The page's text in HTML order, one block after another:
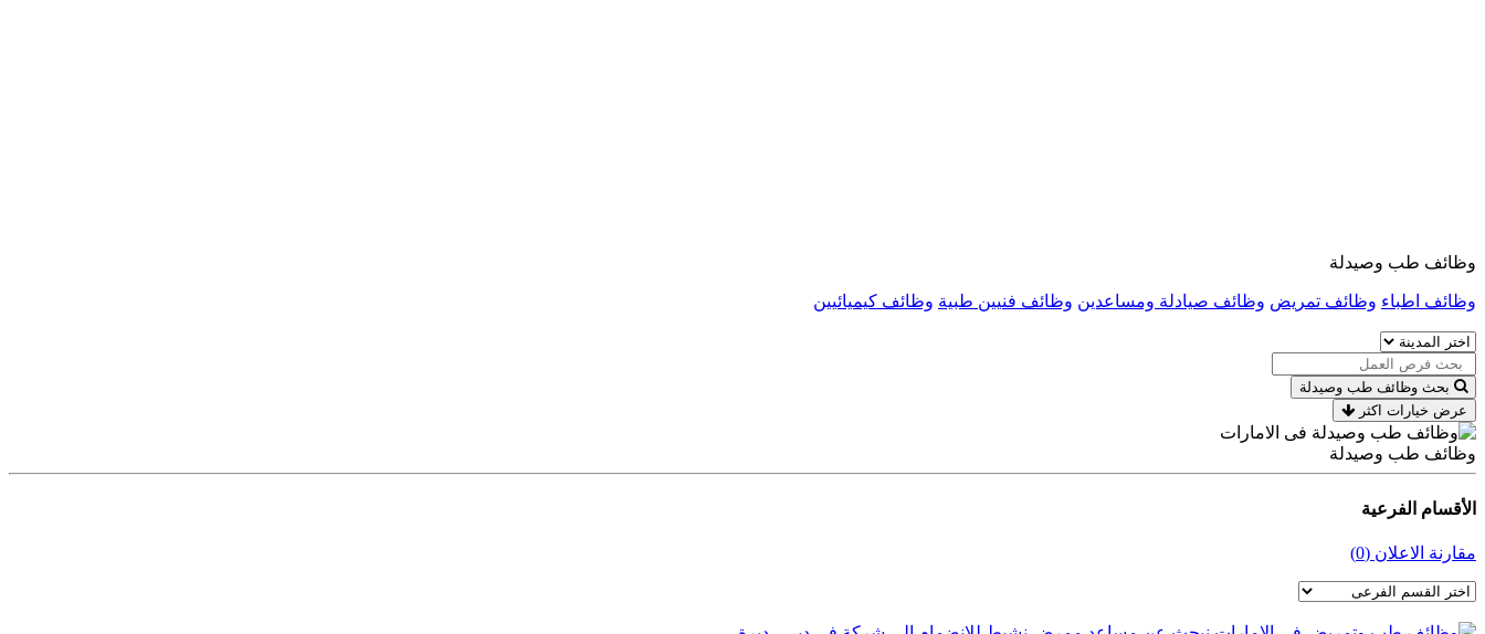
وظائف طب وصيدلة
وظائف اطباء وظائف تمريض وظائف صيادلة ومساعدين وظائف فنيين طبية وظائف كيميائيين
بحث وظائف طب وصيدلة
عرض خيارات اكثر
وظائف طب وصيدلة
الأقسام الفرعية
مقارنة الاعلان (0)